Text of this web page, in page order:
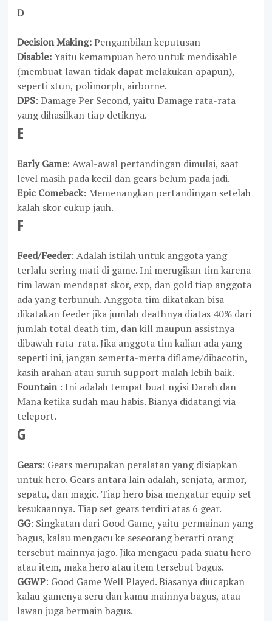
D
Decision Making:Pengambilan keputusan
Disable:Yaitu kemampuan hero untuk mendisable
(membuat lawan tidak dapat melakukan apapun),
seperti stun, polimorph, airborne.
DPS: Damage Per Second, yaitu Damage rata-rata
yang dihasilkan tiap detiknya.
E
Early Game: Awal-awal pertandingan dimulai, saat
level masih pada kecil dan gears belum pada jadi.
Epic Comeback: Memenangkan pertandingan setelah
kalah skor cukup jauh.
F
Feed/Feeder: Adalah istilah untuk anggota yang
terlalu sering mati di game. Ini merugikan tim karena
tim lawan mendapat skor, exp, dan gold tiap anggota
ada yang terbunuh. Anggota tim dikatakan bisa
dikatakan feeder jika jumlah deathnya diatas 40% dari
jumlah total death tim, dan kill maupun assistnya
dibawah rata-rata. Jika anggota tim kalian ada yang
seperti ini, jangan semerta-merta diflame/dibacotin,
kasih arahan atau suruh support malah lebih baik.
Fountain : Ini adalah tempat buat ngisi Darah dan
Mana ketika sudah mau habis. Bianya didatangi via
teleport.
G
Gears: Gears merupakan peralatan yang disiapkan
untuk hero. Gears antara lain adalah, senjata, armor,
sepatu, dan magic. Tiap hero bisa mengatur equip set
kesukaannya. Tiap set gears terdiri atas 6 gear.
GG: Singkatan dari Good Game, yaitu permainan yang
bagus, kalau mengacu ke seseorang berarti orang
tersebut mainnya jago. Jika mengacu pada suatu hero
atau item, maka hero atau item tersebut bagus.
GGWP: Good Game Well Played. Biasanya diucapkan
kalau gamenya seru dan kamu mainnya bagus, atau
lawan juga bermain bagus.